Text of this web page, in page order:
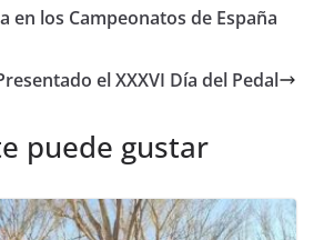
en los Campeonatos de España
el XXXVI Día del Pedal
puede gustar